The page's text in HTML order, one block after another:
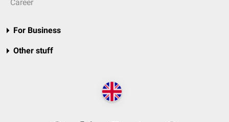
Career
For Business
Other stuff